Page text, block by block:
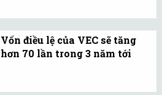
đơn vị thuộc Ủy ban Quản
lý vốn Nhà nước tại
Vốn điều lệ của VEC sẽ tăng
hơn 70 lần trong 3 năm tới